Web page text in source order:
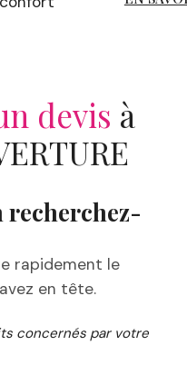
devis à
recherchez-
rapidement le
en tête.
concernés par votre